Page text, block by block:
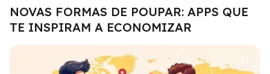
NOVAS FORMAS DE POUPAR: APPS QUE
TE INSPIRAM A ECONOMIZAR